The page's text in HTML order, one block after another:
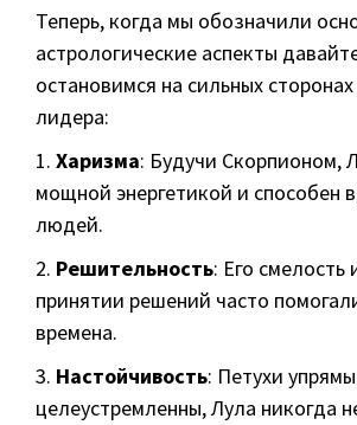
Теперь, когда мы обозначили
астрологические аспекты
остановимся на сильных
лидера:
1. Харизма: Будучи Скорпионом,
мощной энергетикой и способен
людей.
2. Решительность: Его смелость
принятии решений часто
времена.
3. Настойчивость: Петухи
целеустремленны, Лула никогда